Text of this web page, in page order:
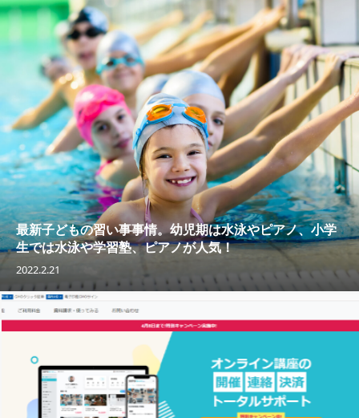
最新子どもの習い事事情。幼児期は水泳やピアノ、小学
生では水泳や学習塾、ピアノが人気！
2022.2.21